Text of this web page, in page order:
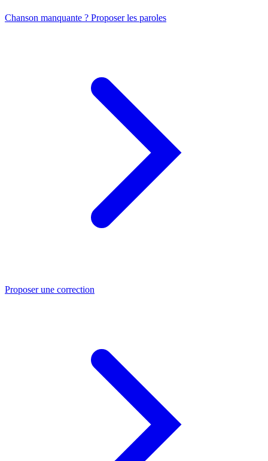
Chanson manquante ? Proposer les paroles
Proposer une correction